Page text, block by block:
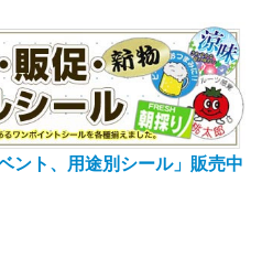
ト、用途別シール」販売中